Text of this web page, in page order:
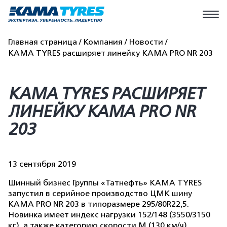
Главная страница Компания
Новости
KAMA TYRES расширяет линейку КАМА PRO NR 203
KAMA TYRES РАСШИРЯЕТ
ЛИНЕЙКУ КАМА PRO NR
203
13 сентября 2019
Шинный бизнес Группы «Татнефть» KAMA TYRES
запустил в серийное производство ЦМК шину
КАМА PRO NR 203 в типоразмере 295/80R22,5.
Новинка имеет индекс нагрузки 152/148 (3550/3150